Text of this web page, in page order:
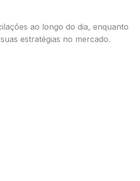
ao longo do dia, enquanto
estratégias no mercado.